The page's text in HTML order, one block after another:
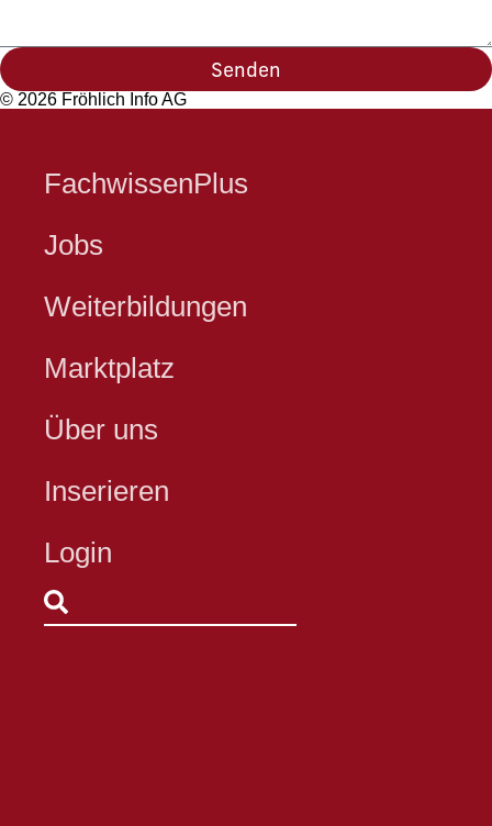
Senden
© 2026 Fröhlich Info AG
FachwissenPlus
Jobs
Weiterbildungen
Marktplatz
Über uns
Inserieren
Login